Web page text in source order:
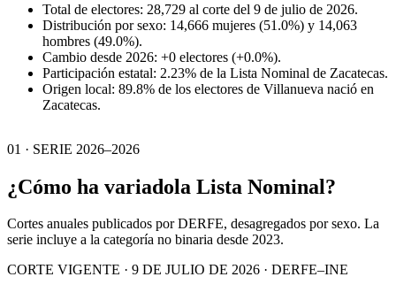
Total de electores: 28,729 al corte del 9 de julio de 2026.
Distribución por sexo: 14,666 mujeres (51.0%) y 14,063
hombres (49.0%).
Cambio desde 2026: +0 electores (+0.0%).
Participación estatal: 2.23% de la Lista Nominal de Zacatecas.
Origen local: 89.8% de los electores de Villanueva nació en
Zacatecas.
01 · SERIE 2026–2026
¿Cómo ha variadola Lista Nominal?
Cortes anuales publicados por DERFE, desagregados por sexo. La
serie incluye a la categoría no binaria desde 2023.
CORTE VIGENTE · 9 DE JULIO DE 2026 · DERFE–INE